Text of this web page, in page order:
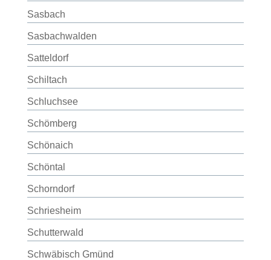
Sasbach
Sasbachwalden
Satteldorf
Schiltach
Schluchsee
Schömberg
Schönaich
Schöntal
Schorndorf
Schriesheim
Schutterwald
Schwäbisch Gmünd